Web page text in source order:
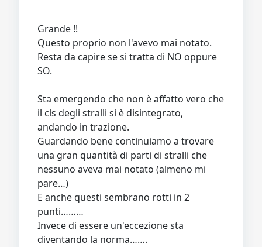
Grande !!
Questo proprio non l'avevo mai notato.
Resta da capire se si tratta di NO oppure
SO.
Sta emergendo che non è affatto vero che
il cls degli stralli si è disintegrato,
andando in trazione.
Guardando bene continuiamo a trovare
una gran quantità di parti di stralli che
nessuno aveva mai notato (almeno mi
pare…)
E anche questi sembrano rotti in 2
punti………
Invece di essere un'eccezione sta
diventando la norma…….